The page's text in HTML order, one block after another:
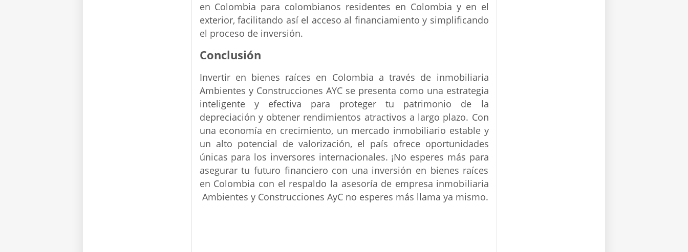
en Colombia para colombianos residentes en Colombia y en el
exterior, facilitando así el acceso al financiamiento y simplificando
el proceso de inversión.
Conclusión
Invertir en bienes raíces en Colombia a través de inmobiliaria
Ambientes y Construcciones AYC se presenta como una estrategia
inteligente y efectiva para proteger tu patrimonio de la
depreciación y obtener rendimientos atractivos a largo plazo. Con
una economía en crecimiento, un mercado inmobiliario estable y
un alto potencial de valorización, el país ofrece oportunidades
únicas para los inversores internacionales. ¡No esperes más para
asegurar tu futuro financiero con una inversión en bienes raíces
en Colombia con el respaldo la asesoría de empresa inmobiliaria
Ambientes y Construcciones AyC no esperes más llama ya mismo.